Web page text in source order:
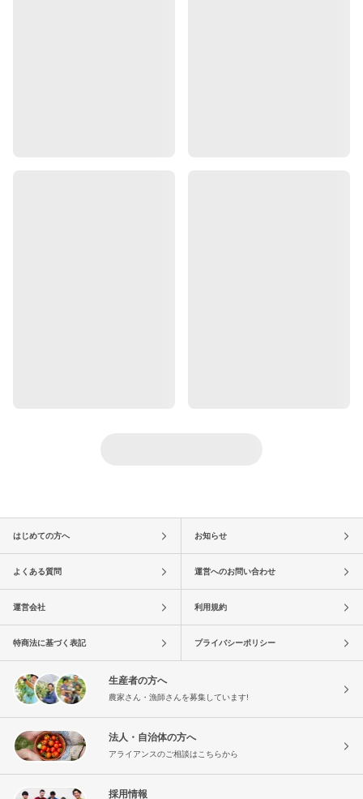
はじめての方へ お知らせ
よくある質問 運営へのお問い合わせ
運営会社 利用規約
特商法に基づく表記 プライバシーポリシー
生産者の方へ
農家さん・漁師さんを募集しています!
法人・自治体の方へ
アライアンスのご相談はこちらから
採用情報